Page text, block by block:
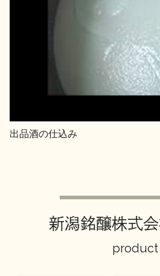
出品酒の仕込み
新潟銘醸株式
product